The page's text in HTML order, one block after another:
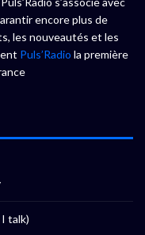
encore plus de
les nouveautés et les
Puls’Radio la première
talk)